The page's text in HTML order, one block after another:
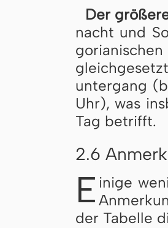
Der
nacht und
un­ter­gang
Uhr), was
Tag be­trifft.
2.6
E inige
der Ta­bel­le